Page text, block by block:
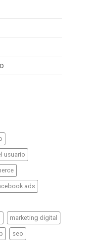
usuario
ads
marketing digital
seo